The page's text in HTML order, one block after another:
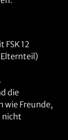
12
die
wie Freunde,
nicht